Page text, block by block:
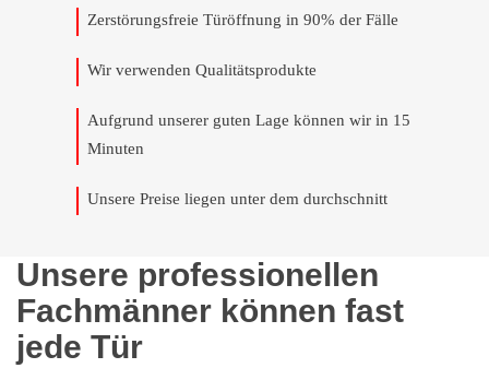
Zerstörungsfreie Türöffnung in 90% der Fälle
Wir verwenden Qualitätsprodukte
Aufgrund unserer guten Lage können wir in 15
Minuten
Unsere Preise liegen unter dem durchschnitt
Unsere professionellen
Fachmänner können fast
jede Tür